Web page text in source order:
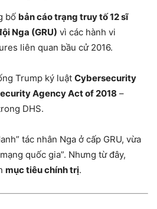
bố bản cáo trạng truy tố 12 sĩ
Nga (GRU) vì các hành vi
liên quan bầu cử 2016.
Trump ký luật Cybersecurity
Agency Act of 2018 –
DHS.
tác nhân Nga ở cấp GRU, vừa
quốc gia”. Nhưng từ đây,
mục tiêu chính trị.